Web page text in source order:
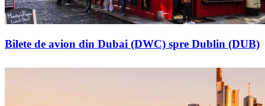
Bilete de avion din Dubai (DWC) spre Dublin (DUB)